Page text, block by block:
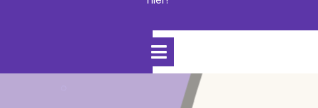
Open